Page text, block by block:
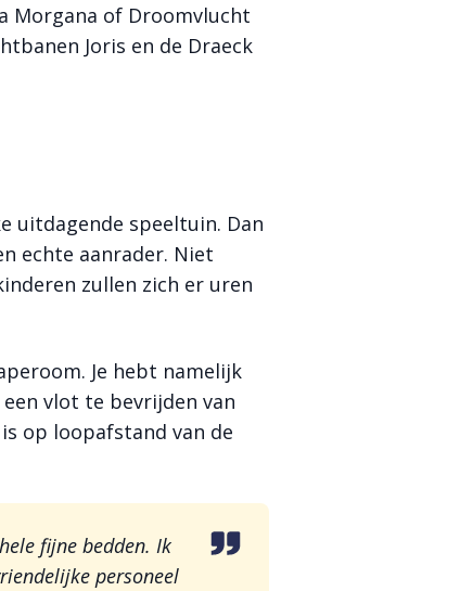
Morgana of Droomvlucht
Joris en de Draeck
uitdagende speeltuin. Dan
echte aanrader. Niet
zullen zich er uren
Je hebt namelijk
vlot te bevrijden van
op loopafstand van de
fijne bedden. Ik
personeel